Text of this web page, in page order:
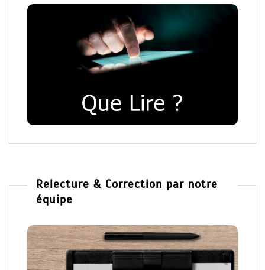
Relecture & Correction par notre
équipe